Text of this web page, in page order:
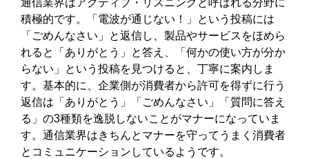
通信業界はアクティブ・リスニングと呼ばれる分野に
積極的です。「電波が通じない！」という投稿には
「ごめんなさい」と返信し、製品やサービスをほめら
れると「ありがとう」と答え、「何かの使い方が分か
らない」という投稿を見つけると、丁寧に案内しま
す。基本的に、企業側が消費者から許可を得ずに行う
返信は「ありがとう」「ごめんなさい」「質問に答え
る」の3種類を逸脱しないことがマナーになっていま
す。通信業界はきちんとマナーを守ってうまく消費者
とコミュニケーションしているようです。